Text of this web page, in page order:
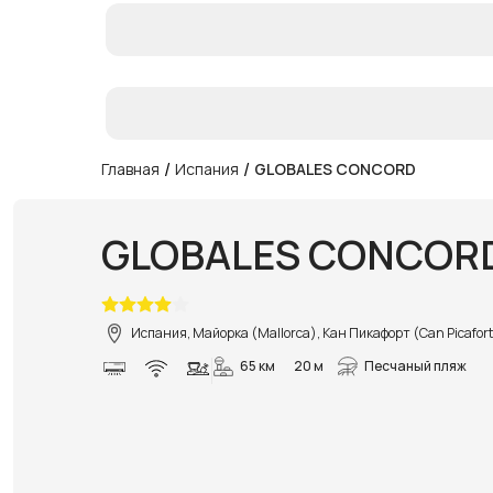
Главная / Испания / GLOBALES CONCORD
GLOBALES
Испания, Майорка (Mallorca), Кан Пикафорт (Can
65 км
20 м Песчаный пляж